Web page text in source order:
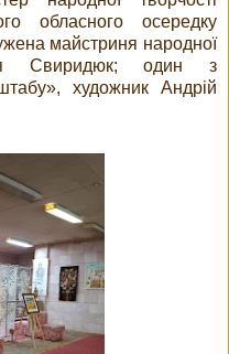
обласного осередку
майстриня народної
Свиридюк; один з
художник Андрій